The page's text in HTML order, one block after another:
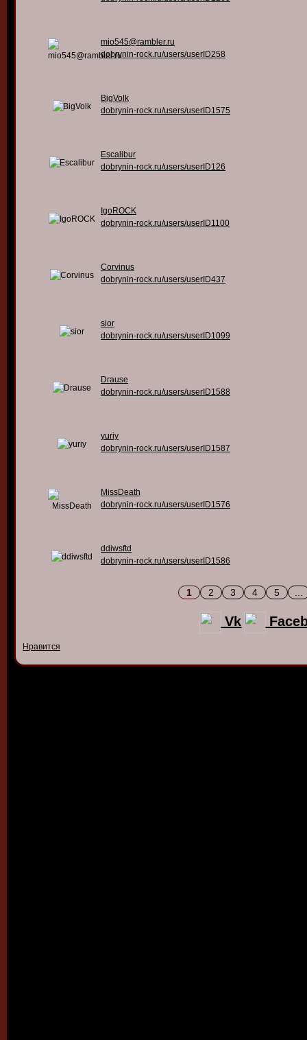
mio545@rambler.ru
dobrynin-rock.ru/users/userID258
BigVolk
dobrynin-rock.ru/users/userID1575
Escalibur
dobrynin-rock.ru/users/userID126
IgoROCK
dobrynin-rock.ru/users/userID1100
Corvinus
dobrynin-rock.ru/users/userID437
sior
dobrynin-rock.ru/users/userID1099
Drause
dobrynin-rock.ru/users/userID1588
yuriy
dobrynin-rock.ru/users/userID1587
MissDeath
dobrynin-rock.ru/users/userID1576
ddiwsftd
dobrynin-rock.ru/users/userID1586
1 2 3 4 5
Vk
Нравится